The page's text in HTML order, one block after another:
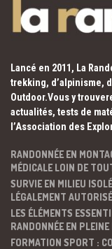
Lancé en 2011, La
trekking, d’alpinisme,
Outdoor.Vous y
actualités, tests de
l’Association des
RANDONNÉE EN
MÉDICALE LOIN DE
SURVIE EN MILIEU
LÉGALEMENT
LES ÉLÉMENTS
RANDONNÉE EN
FORMATION SPORT :